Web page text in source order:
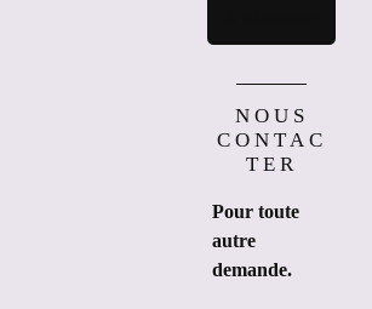
NOUS
CONTAC
TER
Pour toute
autre
demande.